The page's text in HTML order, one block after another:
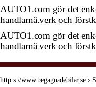
AUTO1.com gör det
handlarnätverk och
AUTO1.com gör det
handlarnätverk och
http s://www.begagnadebilar.se ›